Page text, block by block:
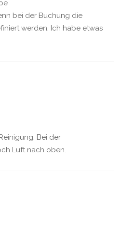
bei der Buchung die
werden. Ich habe etwas
Bei der
Luft nach oben.